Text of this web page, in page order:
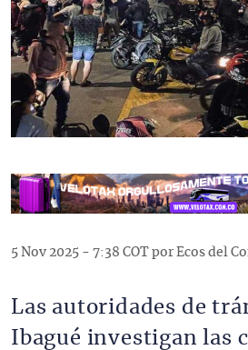
5 Nov 2025 - 7:38 COT por Ecos del
Las autoridades de
Ibagué investigan las